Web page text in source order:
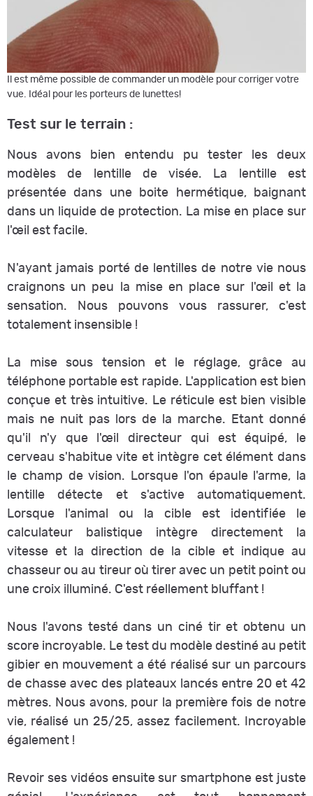
Il est même possible de commander un modèle pour corriger votre
vue. Idéal pour les porteurs de lunettes!
Test sur le terrain :
Nous avons bien entendu pu tester les deux
modèles de lentille de visée. La lentille est
présentée dans une boite hermétique, baignant
dans un liquide de protection. La mise en place sur
l'œil est facile.
N'ayant jamais porté de lentilles de notre vie nous
craignons un peu la mise en place sur l'œil et la
sensation. Nous pouvons vous rassurer, c'est
totalement insensible !
La mise sous tension et le réglage, grâce au
téléphone portable est rapide. L'application est bien
conçue et très intuitive. Le réticule est bien visible
mais ne nuit pas lors de la marche. Etant donné
qu'il n'y que l'œil directeur qui est équipé, le
cerveau s'habitue vite et intègre cet élément dans
le champ de vision. Lorsque l'on épaule l'arme, la
lentille détecte et s'active automatiquement.
Lorsque l'animal ou la cible est identifiée le
calculateur balistique intègre directement la
vitesse et la direction de la cible et indique au
chasseur ou au tireur où tirer avec un petit point ou
une croix illuminé. C'est réellement bluffant !
Nous l'avons testé dans un ciné tir et obtenu un
score incroyable. Le test du modèle destiné au petit
gibier en mouvement a été réalisé sur un parcours
de chasse avec des plateaux lancés entre 20 et 42
mètres. Nous avons, pour la première fois de notre
vie, réalisé un 25/25, assez facilement. Incroyable
également !
Revoir ses vidéos ensuite sur smartphone est juste